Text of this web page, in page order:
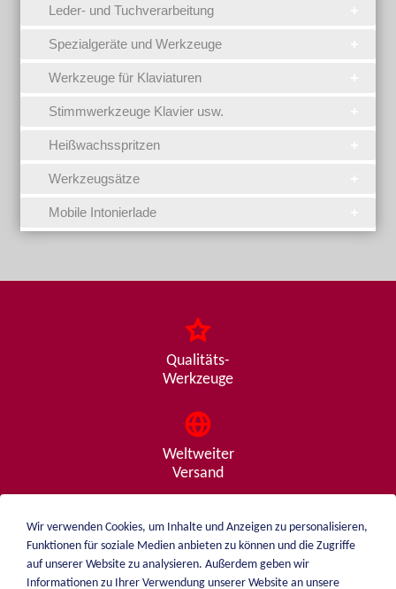
Leder- und Tuchverarbeitung
Spezialgeräte und Werkzeuge
Werkzeuge für Klaviaturen
Stimmwerkzeuge Klavier usw.
Heißwachsspritzen
Werkzeugsätze
Mobile Intonierlade
Qualitäts-
Werkzeuge
Weltweiter
Versand
Beratung
von A - Z
Wir verwenden Cookies, um Inhalte und Anzeigen zu personalisieren,
Funktionen für soziale Medien anbieten zu können und die Zugriffe
auf unserer Website zu analysieren. Außerdem geben wir
Informationen zu Ihrer Verwendung unserer Website an unsere